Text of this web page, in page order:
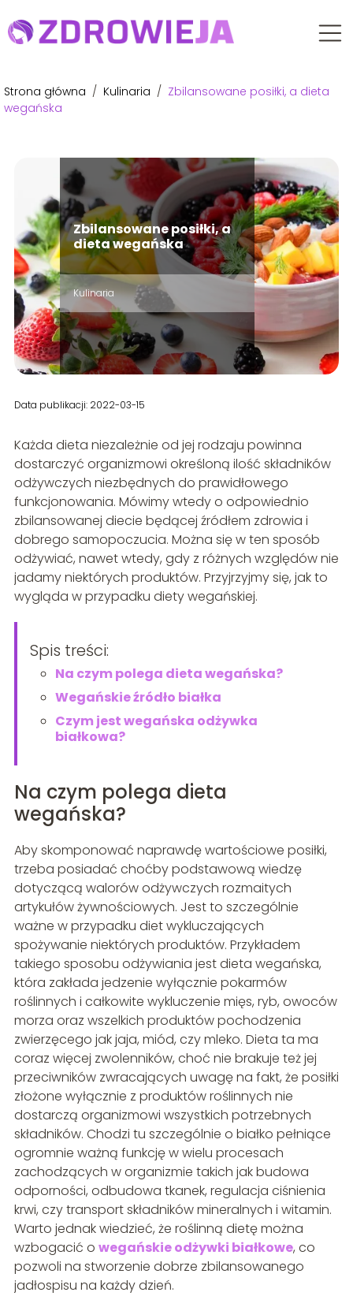
Strona główna / Kulinaria / Zbilansowane posiłki, a dieta
wegańska
Zbilansowane posiłki, a
dieta wegańska
Kulinaria
Data publikacji: 2022-03-15
Każda dieta niezależnie od jej rodzaju powinna
dostarczyć organizmowi określoną ilość składników
odżywczych niezbędnych do prawidłowego
funkcjonowania. Mówimy wtedy o odpowiednio
zbilansowanej diecie będącej źródłem zdrowia i
dobrego samopoczucia. Można się w ten sposób
odżywiać, nawet wtedy, gdy z różnych względów nie
jadamy niektórych produktów. Przyjrzyjmy się, jak to
wygląda w przypadku diety wegańskiej.
Spis treści:
Na czym polega dieta wegańska?
Wegańskie źródło białka
Czym jest wegańska odżywka
białkowa?
Na czym polega dieta
wegańska?
Aby skomponować naprawdę wartościowe posiłki,
trzeba posiadać choćby podstawową wiedzę
dotyczącą walorów odżywczych rozmaitych
artykułów żywnościowych. Jest to szczególnie
ważne w przypadku diet wykluczających
spożywanie niektórych produktów. Przykładem
takiego sposobu odżywiania jest dieta wegańska,
która zakłada jedzenie wyłącznie pokarmów
roślinnych i całkowite wykluczenie mięs, ryb, owoców
morza oraz wszelkich produktów pochodzenia
zwierzęcego jak jaja, miód, czy mleko. Dieta ta ma
coraz więcej zwolenników, choć nie brakuje też jej
przeciwników zwracających uwagę na fakt, że posiłki
złożone wyłącznie z produktów roślinnych nie
dostarczą organizmowi wszystkich potrzebnych
składników. Chodzi tu szczególnie o białko pełniące
ogromnie ważną funkcję w wielu procesach
zachodzących w organizmie takich jak budowa
odporności, odbudowa tkanek, regulacja ciśnienia
krwi, czy transport składników mineralnych i witamin.
Warto jednak wiedzieć, że roślinną dietę można
wzbogacić o wegańskie odżywki białkowe, co
pozwoli na stworzenie dobrze zbilansowanego
jadłospisu na każdy dzień.